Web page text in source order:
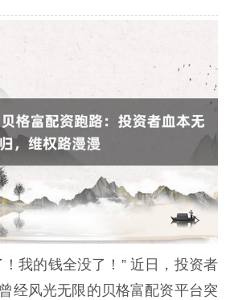
我的钱全没了！” 近日，投资者
经风光无限的贝格富配资平台突